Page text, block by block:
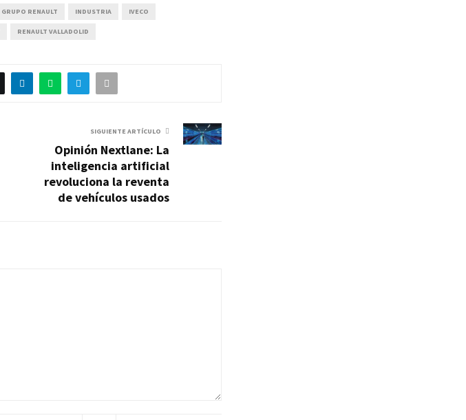
GRUPO RENAULT INDUSTRIA IVECO
RENAULT VALLADOLID
SIGUIENTE ARTÍCULO
Opinión Nextlane: La
inteligencia artificial
revoluciona la reventa
de vehículos usados